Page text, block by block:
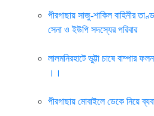
পীরগাছায় সাজু-শাকিল বাহিনীর
সেনা ও ইউপি সদস্যের পরিবার
লালমনিরহাটে ভুট্টা চাষে বাম্পার
।।
পীরগাছায় মোবাইলে ডেকে নিয়ে